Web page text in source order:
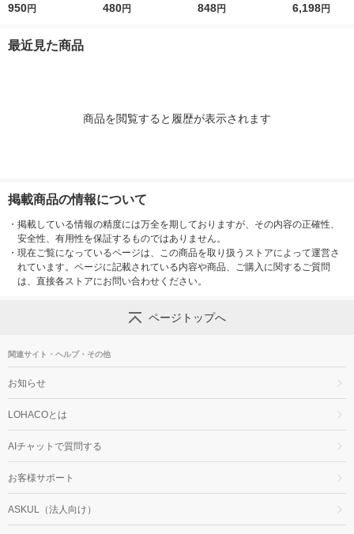
レ仕立て 缶 350ml 6
950円
レ仕立て 缶 350ml 3
480円
イボール 320ml×3本
848円
(KAVALAN)
6,198円
最近見た商品
商品を閲覧すると履歴が表示されます
掲載商品の情報について
・ 掲載している情報の精度には万全を期しておりますが、その内容の正確性、
安全性、有用性を保証するものではありません。
・ 現在ご覧になっているページは、この商品を取り扱うストアによって運営さ
れています。ページに記載されている内容や商品、ご購入に関するご質問
は、直接各ストアにお問い合わせください。
ページトップへ
関連サイト・ヘルプ・その他
お知らせ
LOHACOとは
AIチャットで質問する
お客様サポート
ASKUL（法人向け）